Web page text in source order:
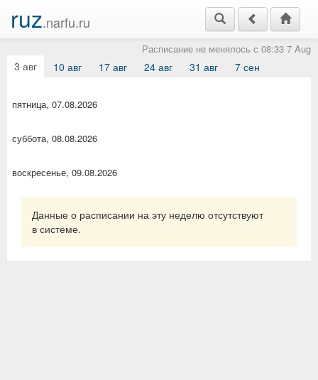
ruz.narfu.ru
Расписание не менялось с 08:33 7 Aug
3 авг 10 авг 17 авг 24 авг 31 авг 7 сен
пятница, 07.08.2026
суббота, 08.08.2026
воскресенье, 09.08.2026
Данные о расписании на эту неделю отсутствуют
в системе.